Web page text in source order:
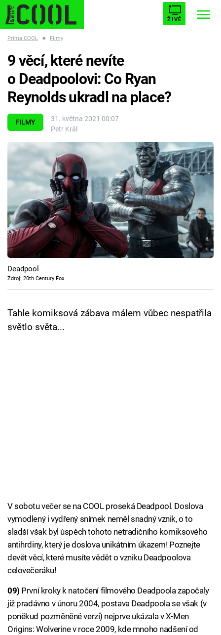
ŽIVĚ
ESCAPE PLNEJ KOTEL AVENGERS 5
Témata
Filmy
Seriály
Hry
Cool Esport
Pořady
TV Program
Prima COOL ■ Filmy
FILMY
31. května 2021 00:07
Petr Král
9 věcí, které nevíte
o Deadpoolovi: Co Ryan
Reynolds ukradl na place?
Deadpool
Zdroj: 20th Century Fox
Tahle komiksová zábava málem vůbec nespatřila
světlo světa...
V sobotu večer se na COOL proseká Deadpool. Doslova
vymodlený i vydřený snímek neměl snadný vznik, o to
sladší však byl úspěch tohoto netradičního komiksového
antihrdiny, který je doslova unikátním úkazem! Poznejte
devět věcí, které musíte vědět o vzniku Deadpoolova
celovečeráku!
09) První kroky k natočení filmového Deadpoola započaly
již pradávno v únoru 2004, postava Deadpoola se však (v
poněkud pozměněné verzi) nejprve ukázala v X-Men
Origins: Wolverine v roce 2009, kde mnoho nadšení od